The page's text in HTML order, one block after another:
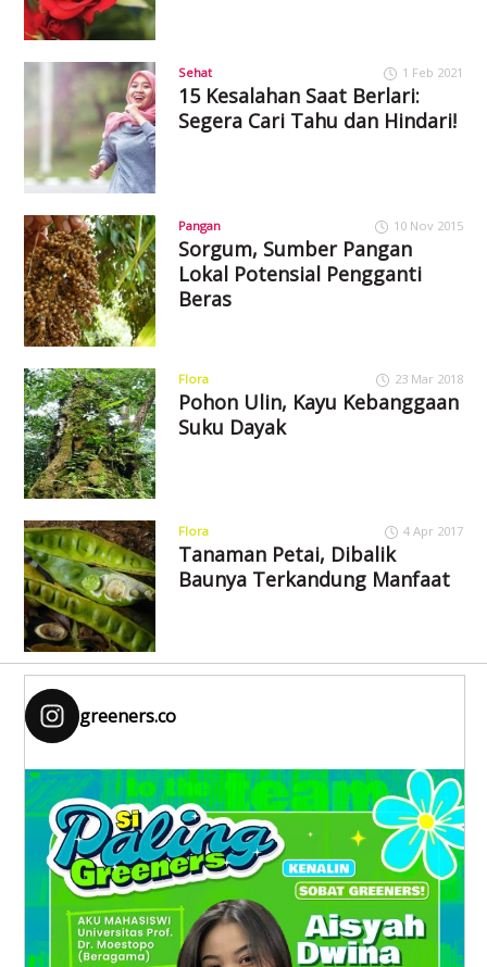
Sehat 1 Feb 2021
15 Kesalahan Saat Berlari:
Segera Cari Tahu dan Hindari!
Pangan 10 Nov 2015
Sorgum, Sumber Pangan
Lokal Potensial Pengganti
Beras
Flora 23 Mar 2018
Pohon Ulin, Kayu Kebanggaan
Suku Dayak
Flora 4 Apr 2017
Tanaman Petai, Dibalik
Baunya Terkandung Manfaat
greeners.co